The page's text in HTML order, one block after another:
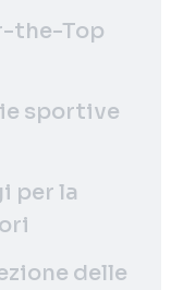
the-Top
sportive
per la
delle